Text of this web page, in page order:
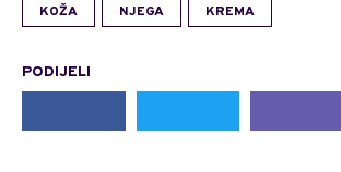
KOŽA NJEGA KREMA
PODIJELI